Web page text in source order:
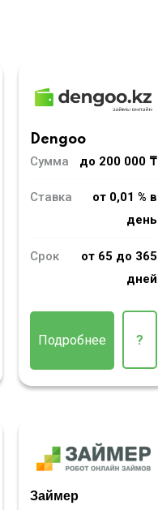
Dengoo
Сумма
до 200 000 ₸
Ставка
от 0,01 % в
день
Срок
от 65 до 365
дней
Подробнее ?
Займер